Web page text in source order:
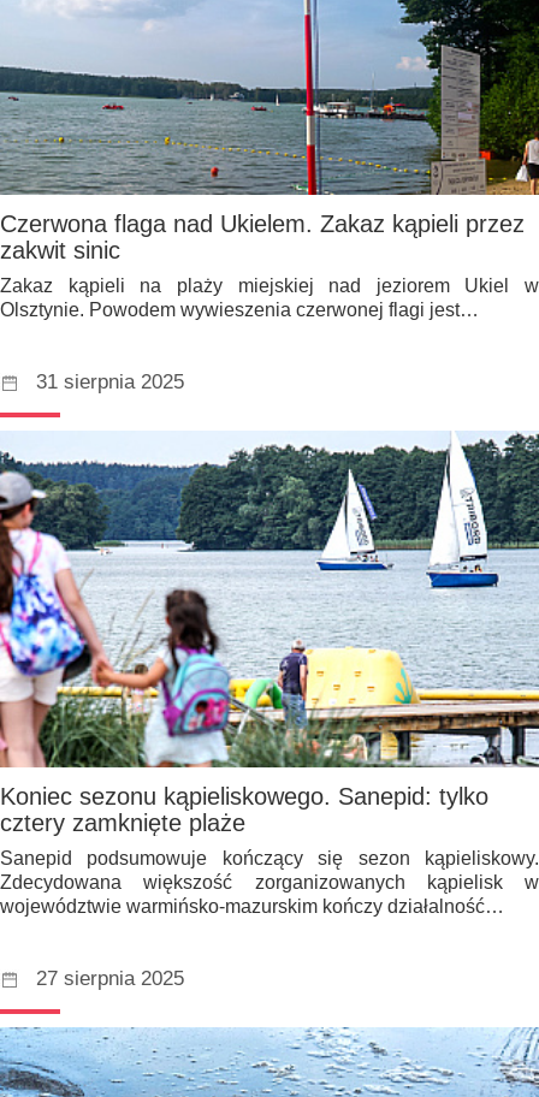
Czerwona flaga nad Ukielem. Zakaz kąpieli przez
zakwit sinic
Zakaz kąpieli na plaży miejskiej nad jeziorem Ukiel w
Olsztynie. Powodem wywieszenia czerwonej flagi jest…
31 sierpnia 2025
Koniec sezonu kąpieliskowego. Sanepid: tylko
cztery zamknięte plaże
Sanepid podsumowuje kończący się sezon kąpieliskowy.
Zdecydowana większość zorganizowanych kąpielisk w
województwie warmińsko-mazurskim kończy działalność…
27 sierpnia 2025